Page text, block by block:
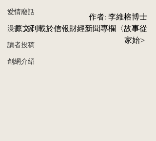
愛情廢話
漫畫．家
讀者投稿
創網介紹
作者: 李維榕博士
原文刊載於信報財經新聞專欄〈故事從
家始>